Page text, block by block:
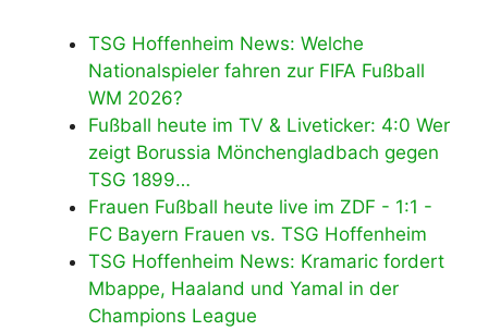
TSG Hoffenheim News: Welche
Nationalspieler fahren zur FIFA Fußball
WM 2026?
Fußball heute im TV & Liveticker: 4:0 Wer
zeigt Borussia Mönchengladbach gegen
TSG 1899…
Frauen Fußball heute live im ZDF - 1:1 -
FC Bayern Frauen vs. TSG Hoffenheim
TSG Hoffenheim News: Kramaric fordert
Mbappe, Haaland und Yamal in der
Champions League